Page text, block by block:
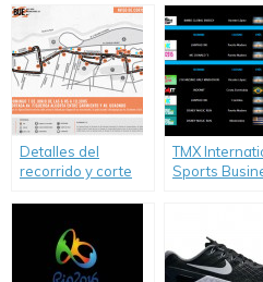
HIIT.
Detalles del
recorrido y corte
TMX
Sports